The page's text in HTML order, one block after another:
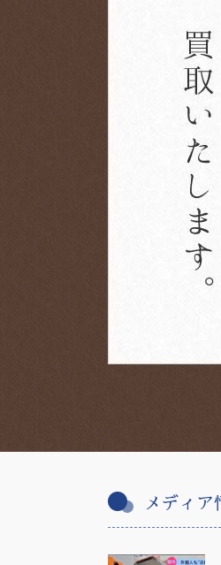
メディア